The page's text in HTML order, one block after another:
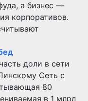
а бизнес —
корпоративов.
доли в сети
Сеть с
80
в 1 млрд